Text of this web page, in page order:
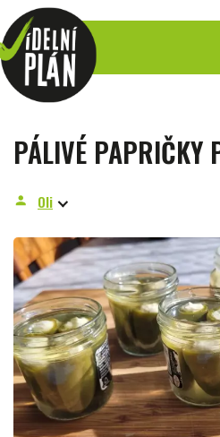
PÁLIVÉ PAPRIČKY
person Oli